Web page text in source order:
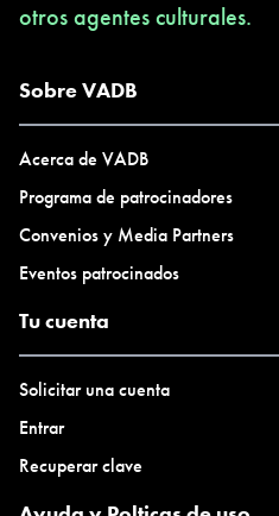
otros agentes culturales.
Sobre VADB
Acerca de VADB
Programa de patrocinadores
Convenios y Media Partners
Eventos patrocinados
Tu cuenta
Solicitar una cuenta
Entrar
Recuperar clave